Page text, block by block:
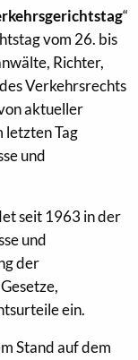
“
vom 26. bis
Richter,
Verkehrsrechts
aktueller
letzten Tag
und
seit 1963 in der
und
der
ein.
Stand auf dem